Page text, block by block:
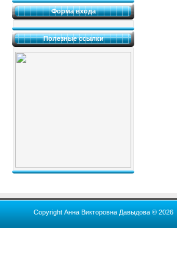
Форма входа
Полезные ссылки
Copyright Анна Викторовна Давыдова © 2026